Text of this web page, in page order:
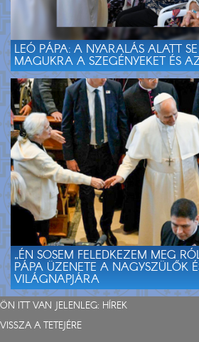
LEÓ PÁPA: A NYARALÁS ALATT
MAGUKRA A SZEGÉNYEKET ÉS
„ÉN SOSEM FELEDKEZEM MEG
PÁPA ÜZENETE A NAGYSZÜLŐK
VILÁGNAPJÁRA
ÖN ITT VAN JELENLEG: HÍREK
VISSZA A TETEJÉRE